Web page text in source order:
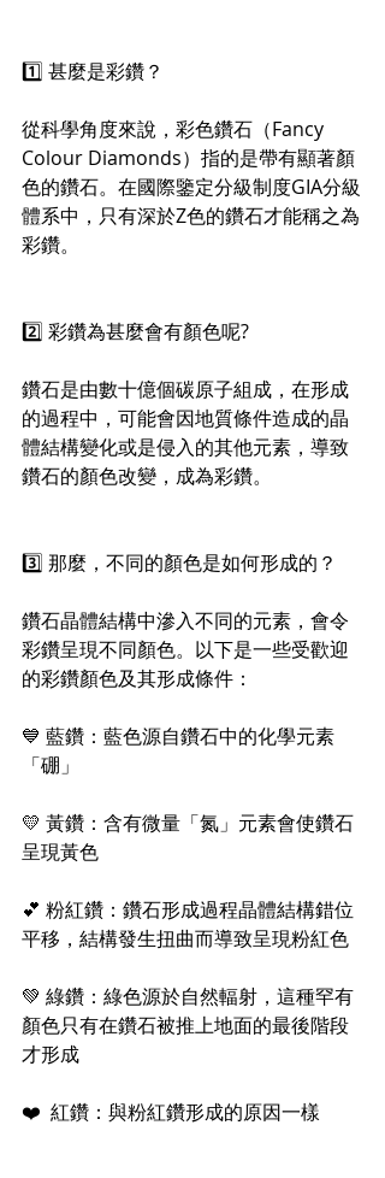
1️⃣ 甚麼是彩鑽？
從科學角度來說，彩色鑽石（Fancy
Colour Diamonds）指的是帶有顯著顏
色的鑽石。在國際鑒定分級制度GIA分級
體系中，只有深於Z色的鑽石才能稱之為
彩鑽。
2️⃣ 彩鑽為甚麼會有顏色呢?
鑽石是由數十億個碳原子組成，在形成
的過程中，可能會因地質條件造成的晶
體結構變化或是侵入的其他元素，導致
鑽石的顏色改變，成為彩鑽。
3️⃣ 那麼，不同的顏色是如何形成的？
鑽石晶體結構中滲入不同的元素，會令
彩鑽呈現不同顏色。以下是一些受歡迎
的彩鑽顏色及其形成條件：
💙 藍鑽：藍色源自鑽石中的化學元素
「硼」
💛 黃鑽：含有微量「氮」元素會使鑽石
呈現黃色
💕 粉紅鑽：鑽石形成過程晶體結構錯位
平移，結構發生扭曲而導致呈現粉紅色
💚 綠鑽：綠色源於自然輻射，這種罕有
顏色只有在鑽石被推上地面的最後階段
才形成
❤️  紅鑽：與粉紅鑽形成的原因一樣